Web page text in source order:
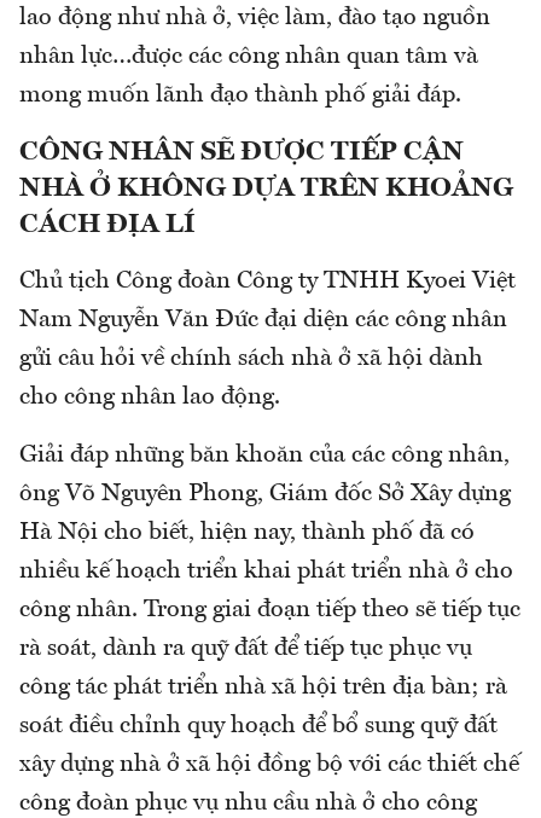
lao động như nhà ở, việc làm, đào tạo nguồn
nhân lực…được các công nhân quan tâm và
mong muốn lãnh đạo thành phố giải đáp.
CÔNG NHÂN SẼ ĐƯỢC TIẾP CẬN
NHÀ Ở KHÔNG DỰA TRÊN KHOẢNG
CÁCH ĐỊA LÍ
Chủ tịch Công đoàn Công ty TNHH Kyoei Việt
Nam Nguyễn Văn Đức đại diện các công nhân
gửi câu hỏi về chính sách nhà ở xã hội dành
cho công nhân lao động.
Giải đáp những băn khoăn của các công nhân,
ông Võ Nguyên Phong, Giám đốc Sở Xây dựng
Hà Nội cho biết, hiện nay, thành phố đã có
nhiều kế hoạch triển khai phát triển nhà ở cho
công nhân. Trong giai đoạn tiếp theo sẽ tiếp tục
rà soát, dành ra quỹ đất để tiếp tục phục vụ
công tác phát triển nhà xã hội trên địa bàn; rà
soát điều chỉnh quy hoạch để bổ sung quỹ đất
xây dựng nhà ở xã hội đồng bộ với các thiết chế
công đoàn phục vụ nhu cầu nhà ở cho công